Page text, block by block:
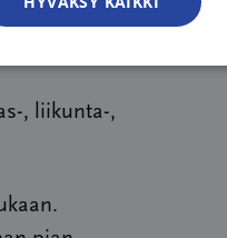
, liikunta-,